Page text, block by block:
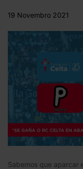
19 Novembro 2021
Sabemos que aparcar